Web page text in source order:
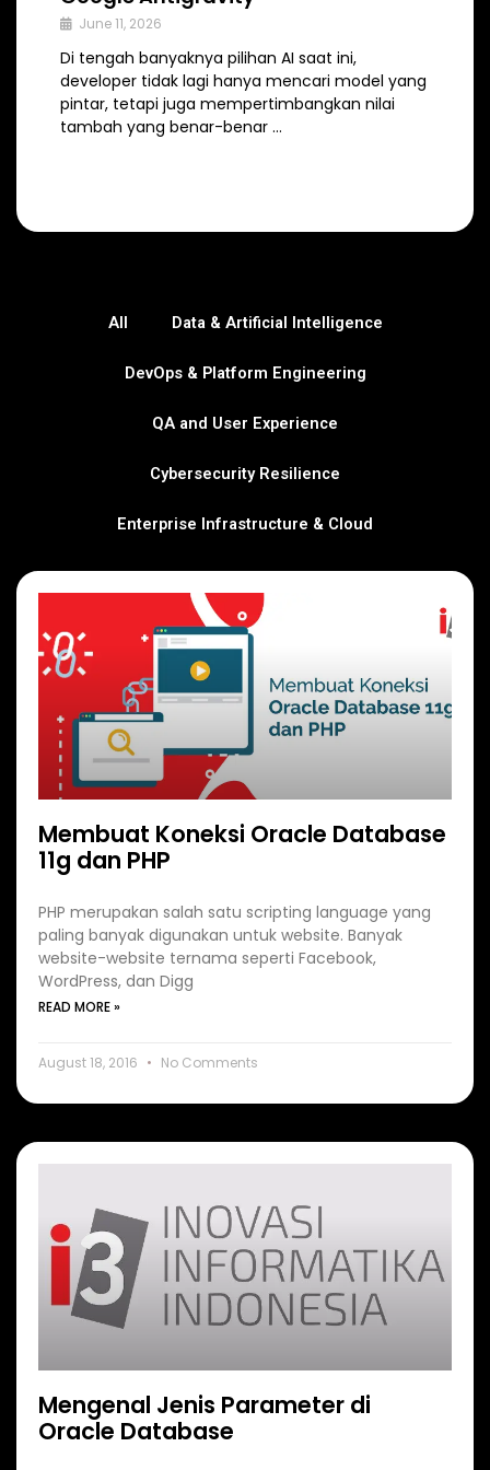
June 11, 2026
Di tengah banyaknya pilihan AI saat ini,
developer tidak lagi hanya mencari model yang
pintar, tetapi juga mempertimbangkan nilai
tambah yang benar-benar …
All Data & Artificial Intelligence
DevOps & Platform Engineering
QA and User Experience
Cybersecurity Resilience
Enterprise Infrastructure & Cloud
Membuat Koneksi Oracle Database
11g dan PHP
PHP merupakan salah satu scripting language yang
paling banyak digunakan untuk website. Banyak
website-website ternama seperti Facebook,
WordPress, dan Digg
READ MORE »
August 18, 2016 No Comments
Mengenal Jenis Parameter di
Oracle Database